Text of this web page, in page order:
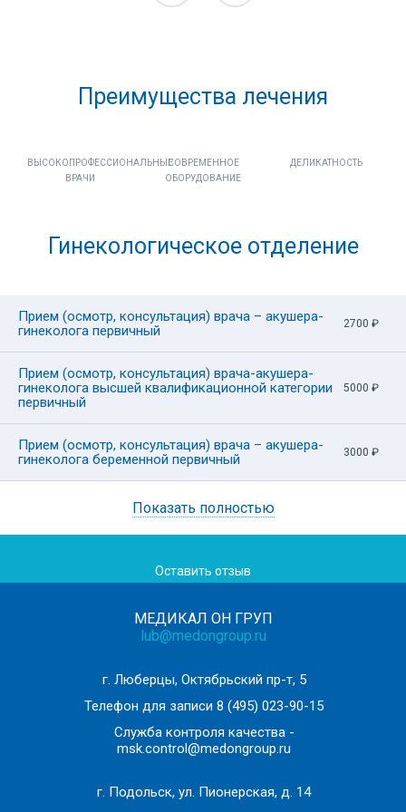
Преимущества лечения
ВЫСОКОПРОФЕССИОНАЛЬНЫЕ
ВРАЧИ
СОВРЕМЕННОЕ
ОБОРУДОВАНИЕ
ДЕЛИКАТНОСТЬ
Гинекологическое отделение
Прием (осмотр, консультация) врача – акушера-
гинеколога первичный
2700 ₽
Сбор жалоб и анамнеза
Осмотр на кресле при помощи зеркал, бимануальное
Осмотр и пальпация молочных желез
Рекомендации по тактике дальнейшего лечения (при
Назначение лабораторных и инструментальных
Прием (осмотр, консультация) врача-акушера-
гинеколога высшей квалификационной категории
первичный
5000 ₽
Прием (осмотр, консультация) врача – акушера-
гинеколога беременной первичный
3000 ₽
Сбор жалоб и анамнеза
Общий визуальный осмотр с оценкой
Осмотр на кресле при помощи зеркал, бимануальное
Осмотр и пальпация молочных желез
методов обследований (для уточнения диагноза)
Рекомендации по тактике ведения беременности/иных
вопросов после получения результатов
дополнительного обследования
методов обследований
Показать полностью
Оставить отзыв
МЕДИКАЛ ОН ГРУП
lub@medongroup.ru
г. Люберцы, Октябрьский пр-т, 5
Телефон для записи 8 (495) 023-90-15
Служба контроля качества -
msk.control@medongroup.ru
г. Подольск, ул. Пионерская, д. 14